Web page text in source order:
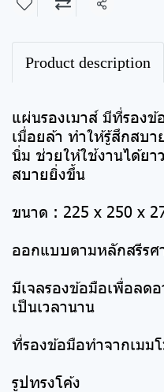
Share
Product description
แผ่นรองเมาส์ มีที่รองข้
เมื่อยล้า ทำให้รู้สึกสบา
นิ่ม ช่วยให้ใช้งานได้ย
สบายยิ่งขึ้น
ขนาด : 225 x 250 x
ออกแบบตามหลักสรีรศ
มีเจลรองข้อมือเพื่อลด
เป็นเวลานาน
ที่รองข้อมือทำจากเมม
รูปทรงโค้ง